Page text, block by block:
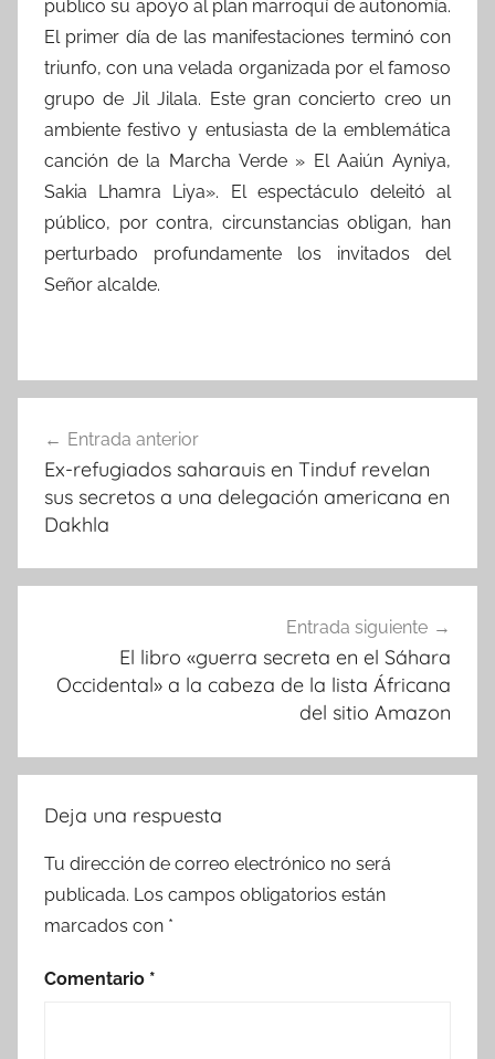
publico su apoyo al plan marroquí de autonomía.
El primer día de las manifestaciones terminó con
triunfo, con una velada organizada por el famoso
grupo de Jil Jilala. Este gran concierto creo un
ambiente festivo y entusiasta de la emblemática
canción de la Marcha Verde » El Aaiún Ayniya,
Sakia Lhamra Liya». El espectáculo deleitó al
público, por contra, circunstancias obligan, han
perturbado profundamente los invitados del
Señor alcalde.
de
entradas
Entrada anterior
Ex-refugiados saharauis en Tinduf revelan
sus secretos a una delegación americana en
Dakhla
Entrada siguiente
El libro «guerra secreta en el Sáhara
Occidental» a la cabeza de la lista Áfricana
del sitio Amazon
Deja una respuesta
Tu dirección de correo electrónico no será
publicada. Los campos obligatorios están
marcados con *
Comentario *